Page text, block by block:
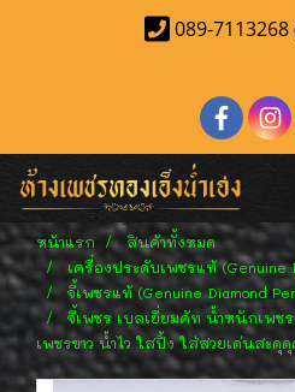
089-
หน้าแรก
สินค้าทั้งหมด
เครื่องประดับเพชรแท้ (Genuine
จี้เพชรแท้ (Genuine Diamond
จี้เพชร เบลเยี่ยมคัท น้ำหนักเพช
เพชรขาว น้ำไว ใสปิ้ง ใส่สวยเด่นสะดุดุ